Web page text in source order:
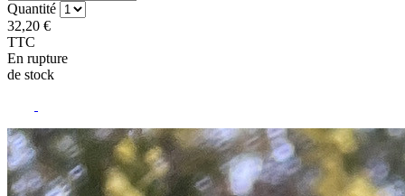
Quantité
32,20 €
TTC
En rupture
de stock